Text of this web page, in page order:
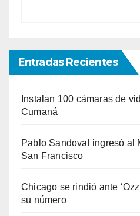
Entradas Recientes
Instalan 100 cámaras de
Cumaná
Pablo Sandoval ingresó al
San Francisco
Chicago se rindió ante
su número